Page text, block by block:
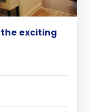
exciting